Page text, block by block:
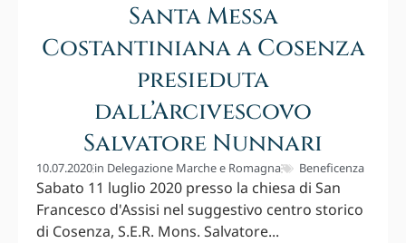
Santa Messa
Costantiniana a Cosenza
presieduta
dall’Arcivescovo
Salvatore Nunnari
10.07.2020in Delegazione Marche e Romagna Beneficenza
Sabato 11 luglio 2020 presso la chiesa di San
Francesco d'Assisi nel suggestivo centro storico
di Cosenza, S.E.R. Mons. Salvatore...